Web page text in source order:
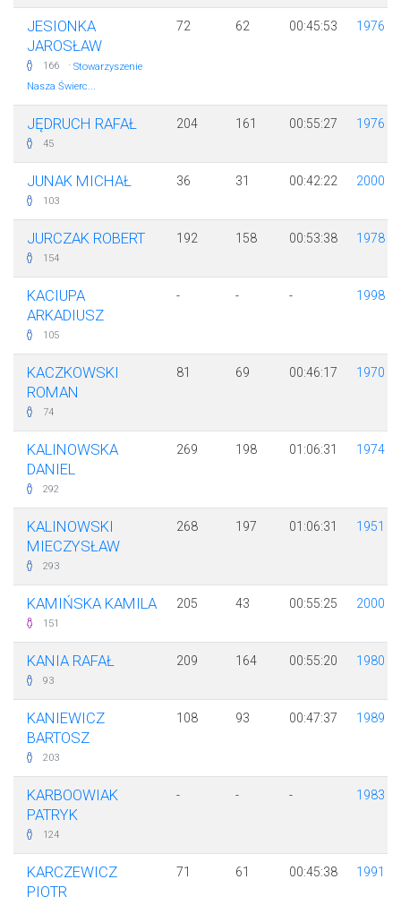
JESIONKA
JAROSŁAW
166 · Stowarzyszenie
Nasza Świerc...
72 62 00:45:53 1976
JĘDRUCH RAFAŁ
45
204 161 00:55:27 1976
JUNAK MICHAŁ
103
36 31 00:42:22 2000
JURCZAK ROBERT
154
192 158 00:53:38 1978
KACIUPA
ARKADIUSZ
105
- - - 1998
KACZKOWSKI
ROMAN
74
81 69 00:46:17 1970
KALINOWSKA
DANIEL
292
269 198 01:06:31 1974
KALINOWSKI
MIECZYSŁAW
293
268 197 01:06:31 1951
KAMIŃSKA KAMILA
151
205 43 00:55:25 2000
KANIA RAFAŁ
93
209 164 00:55:20 1980
KANIEWICZ
BARTOSZ
203
108 93 00:47:37 1989
KARBOOWIAK
PATRYK
124
- - - 1983
KARCZEWICZ
PIOTR
71 61 00:45:38 1991